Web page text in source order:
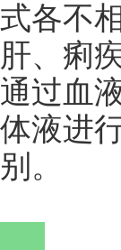
式各不
肝、痢
通过血
体液进
别。